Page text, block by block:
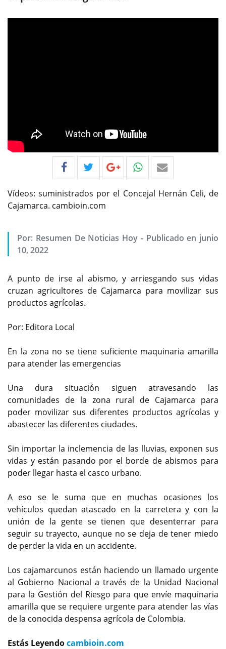
Vídeos: suministrados por el Concejal Hernán Celi, de
Cajamarca. cambioin.com
Por: Resumen De Noticias Hoy - Publicado en junio
10, 2022
A punto de irse al abismo, y arriesgando sus vidas
cruzan agricultores de Cajamarca para movilizar sus
productos agrícolas.
Por: Editora Local
En la zona no se tiene suficiente maquinaria amarilla
para atender las emergencias
Una dura situación siguen atravesando las
comunidades de la zona rural de Cajamarca para
poder movilizar sus diferentes productos agrícolas y
abastecer las diferentes ciudades.
Sin importar la inclemencia de las lluvias, exponen sus
vidas y están pasando por el borde de abismos para
poder llegar hasta el casco urbano.
A eso se le suma que en muchas ocasiones los
vehículos quedan atascado en la carretera y con la
unión de la gente se tienen que desenterrar para
seguir su trayecto, aunque no se deja de tener miedo
de perder la vida en un accidente.
Los cajamarcunos están haciendo un llamado urgente
al Gobierno Nacional a través de la Unidad Nacional
para la Gestión del Riesgo para que envíe maquinaria
amarilla que se requiere urgente para atender las vías
de la conocida despensa agrícola de Colombia.
Estás Leyendocambioin.com